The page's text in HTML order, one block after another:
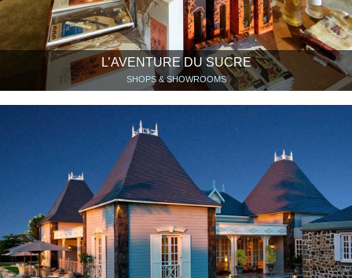
L’AVENTURE DU SUCRE
SHOPS & SHOWROOMS